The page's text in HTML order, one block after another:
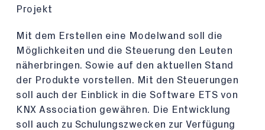
Projekt
Mit dem Erstellen eine Modelwand soll die
Möglichkeiten und die Steuerung den Leuten
näherbringen. Sowie auf den aktuellen Stand
der Produkte vorstellen. Mit den Steuerungen
soll auch der Einblick in die Software ETS von
KNX Association gewähren. Die Entwicklung
soll auch zu Schulungszwecken zur Verfügung